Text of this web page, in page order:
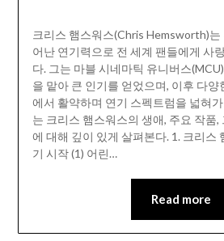
크리스 햄스워스(Chris Hemsworth)는
어난 연기력으로 전 세계 팬들에게 사
다. 그는 마블 시네마틱 유니버스(MCU)
을 맡아 큰 인기를 얻었으며, 이후 다
에서 활약하며 연기 스펙트럼을 넓혀
는 크리스 햄스워스의 생애, 주요 작품,
에 대해 깊이 있게 살펴본다. 1. 크리스
기 시작 (1) 어린…
Read more